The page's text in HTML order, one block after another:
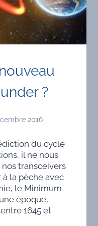
?
2016
du cycle
il ne nous
transceivers
à la pèche avec
le Minimum
époque,
1645 et